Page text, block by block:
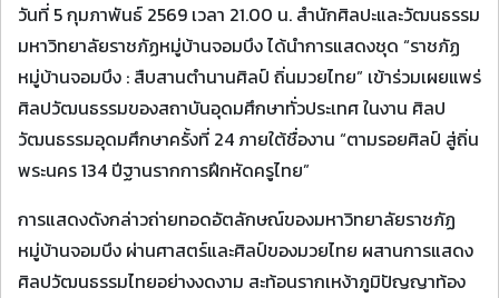
วันที่ 5 กุมภาพันธ์ 2569 เวลา 21.00 น. สำนักศิลปะและวัฒนธรรม
มหาวิทยาลัยราชภัฏหมู่บ้านจอมบึง ได้นำการแสดงชุด “ราชภัฏ
หมู่บ้านจอมบึง : สืบสานตำนานศิลป์ ถิ่นมวยไทย” เข้าร่วมเผยแพร่
ศิลปวัฒนธรรมของสถาบันอุดมศึกษาทั่วประเทศ ในงาน ศิลป
วัฒนธรรมอุดมศึกษาครั้งที่ 24 ภายใต้ชื่องาน “ตามรอยศิลป์ สู่ถิ่น
พระนคร 134 ปีฐานรากการฝึกหัดครูไทย”
การแสดงดังกล่าวถ่ายทอดอัตลักษณ์ของมหาวิทยาลัยราชภัฏ
หมู่บ้านจอมบึง ผ่านศาสตร์และศิลป์ของมวยไทย ผสานการแสดง
ศิลปวัฒนธรรมไทยอย่างงดงาม สะท้อนรากเหง้าภูมิปัญญาท้อง